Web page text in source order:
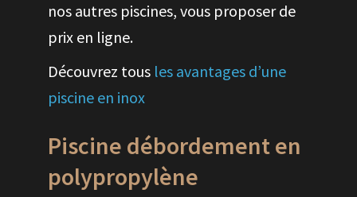
nos autres piscines, vous proposer de
prix en ligne.
Découvrez tous les avantages d’une
piscine en inox
Piscine débordement en
polypropylène